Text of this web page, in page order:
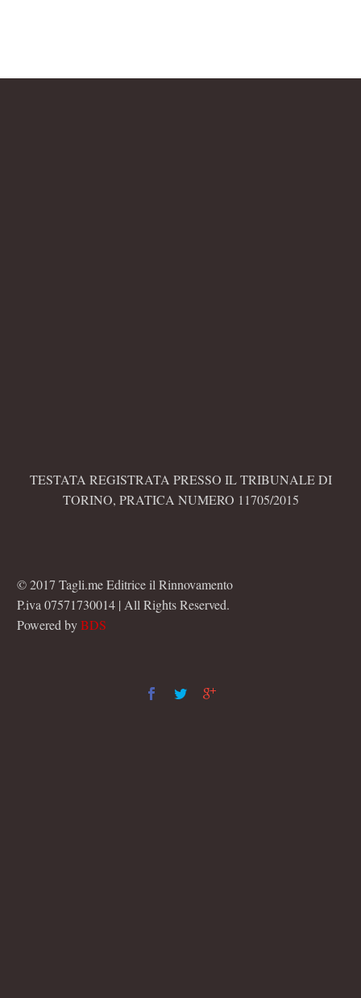
TESTATA REGISTRATA PRESSO IL TRIBUNALE DI
TORINO, PRATICA NUMERO 11705/2015
© 2017 Tagli.me Editrice il Rinnovamento
P.iva 07571730014 | All Rights Reserved.
Powered byBDS